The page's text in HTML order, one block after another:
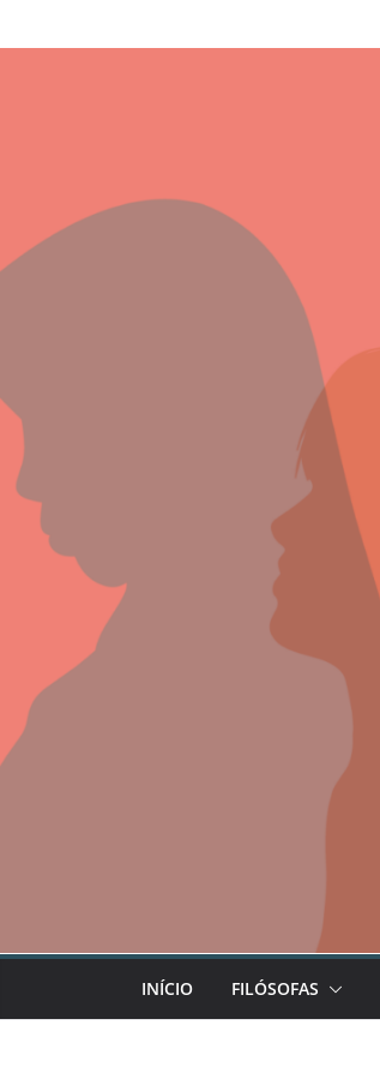
INÍCIO FILÓSOFAS